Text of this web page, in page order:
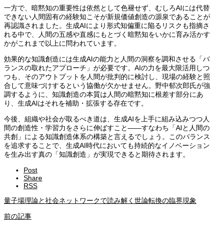
一方で、暗黙知の重要性は依然として色褪せず、むしろAIには代替
できない人間固有の経験知こそが新規価値創造の源泉であることが
再認識されました。生成AIにより形式知偏重に陥るリスクも指摘さ
れる中で、人間の五感や直感にもとづく暗黙知をいかに育み活かす
かがこれまで以上に問われています。
効果的な知識創造には生成AIの能力と人間の洞察を調和させる「バ
ランスの取れたアプローチ」が必要です。AIの力を最大限活用しつ
つも、そのアウトプットを人間が批判的に検討し、現場の経験と照
合して意味づけするという協働が欠かせません。野中郁次郎氏が強
調するように、知識創造の本質は人間の暗黙知に根差す部分にあ
り、生成AIはそれを補助・拡張する存在です。
今後、組織や社会が取るべき道は、生成AIを上手に組み込みつつ人
間の創造性・学習力をさらに伸ばすこと――すなわち「AIと人間の
共創」による知識創造体系の構築と言えるでしょう。このバランス
を追求することで、生成AI時代においても持続的なイノベーション
を生み出す真の「知識創造」が実現できると期待されます。
Post
Share
RSS
量子場理論と社会ネットワークで読み解く世論転換の臨界現象
前の記事